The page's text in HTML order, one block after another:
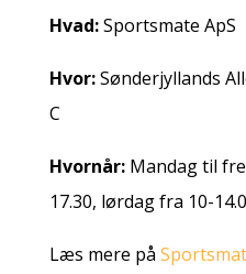
Hvad:Sportsmate ApS
Hvor:Sønderjyllands
C
Hvornår: Mandag til
17.30, lørdag fra 10-
Læs mere på